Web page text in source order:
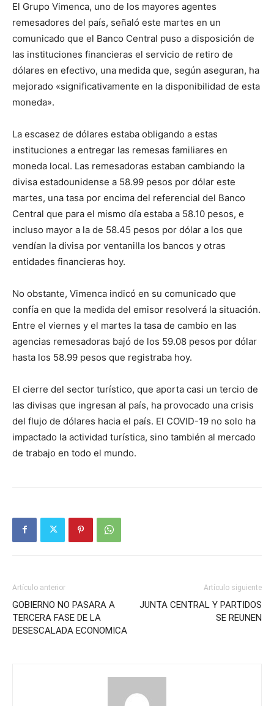
El Grupo Vimenca, uno de los mayores agentes
remesadores del país, señaló este martes en un
comunicado que el Banco Central puso a disposición de
las instituciones financieras el servicio de retiro de
dólares en efectivo, una medida que, según aseguran, ha
mejorado «significativamente en la disponibilidad de esta
moneda».
La escasez de dólares estaba obligando a estas
instituciones a entregar las remesas familiares en
moneda local. Las remesadoras estaban cambiando la
divisa estadounidense a 58.99 pesos por dólar este
martes, una tasa por encima del referencial del Banco
Central que para el mismo día estaba a 58.10 pesos, e
incluso mayor a la de 58.45 pesos por dólar a los que
vendían la divisa por ventanilla los bancos y otras
entidades financieras hoy.
No obstante, Vimenca indicó en su comunicado que
confía en que la medida del emisor resolverá la situación.
Entre el viernes y el martes la tasa de cambio en las
agencias remesadoras bajó de los 59.08 pesos por dólar
hasta los 58.99 pesos que registraba hoy.
El cierre del sector turístico, que aporta casi un tercio de
las divisas que ingresan al país, ha provocado una crisis
del flujo de dólares hacia el país. El COVID-19 no solo ha
impactado la actividad turística, sino también al mercado
de trabajo en todo el mundo.
Artículo anterior
GOBIERNO NO PASARA A
TERCERA FASE DE LA
DESESCALADA ECONOMICA
Artículo siguiente
JUNTA CENTRAL Y PARTIDOS
SE REUNEN